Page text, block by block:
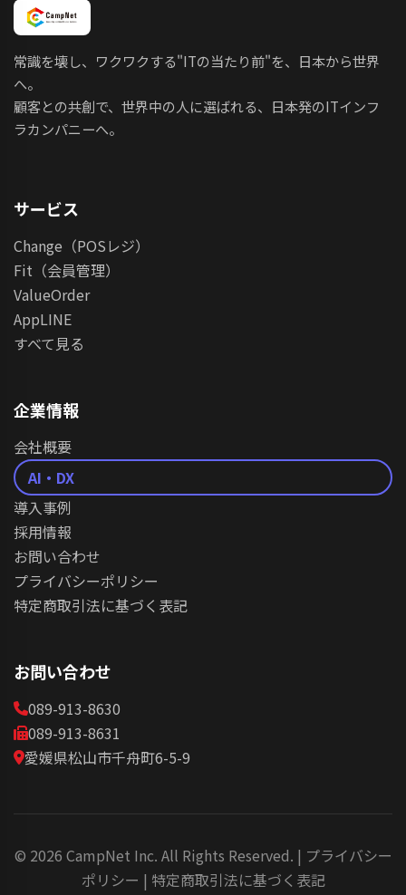
常識を壊し、ワクワクする"ITの当たり前"を、日本から世界
へ。
顧客との共創で、世界中の人に選ばれる、日本発のITインフ
ラカンパニーへ。
サービス
Change（POSレジ）
Fit（会員管理）
ValueOrder
AppLINE
すべて見る
企業情報
会社概要
AI・DX
導入事例
採用情報
お問い合わせ
プライバシーポリシー
特定商取引法に基づく表記
お問い合わせ
089-913-8630
089-913-8631
愛媛県松山市千舟町6-5-9
© 2026 CampNet Inc. All Rights Reserved. | プライバシー
ポリシー | 特定商取引法に基づく表記